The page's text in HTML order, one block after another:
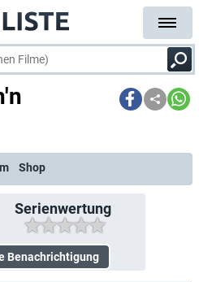
Shop
Serienwertung